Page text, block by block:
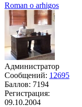
Roman o arhigos
Администратор
Сообщений: 12695
Баллов: 7194
Регистрация:
09.10.2004